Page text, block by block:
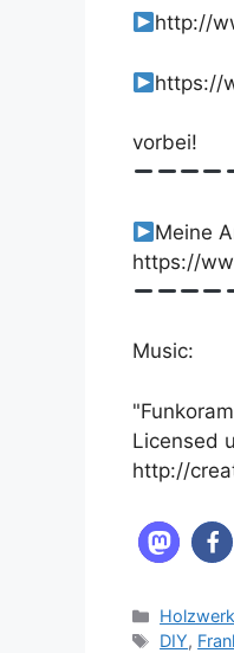
http://
https://
vorbei!
Meine
https://
Music:
Licensed
http://
DIY,